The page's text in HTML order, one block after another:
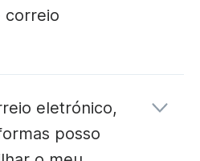
correio
eletrónico,
posso